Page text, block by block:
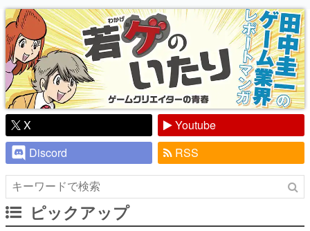
り】
X
Youtube
Discord
RSS
ピックアップ